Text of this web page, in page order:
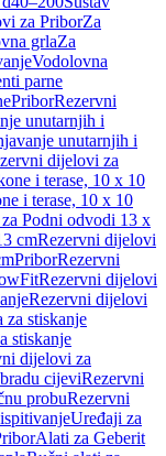
za PriborZa
grlaZa
Vodolovna
parne
PriborRezervni
unutarnjih i
unutarnjih i
dijelovi za
i terase, 10 x 10
i terase, 10 x 10
Podni odvodi 13 x
cmRezervni dijelovi
PriborRezervni
Rezervni dijelovi
Rezervni dijelovi
za stiskanje
stiskanje
dijelovi za
cijeviRezervni
probuRezervni
Uređaji za
Alati za Geberit